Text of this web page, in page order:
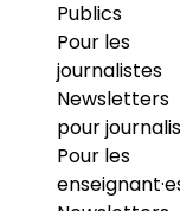
Publics
Pour les
journalistes
Newsletters
pour
Pour les